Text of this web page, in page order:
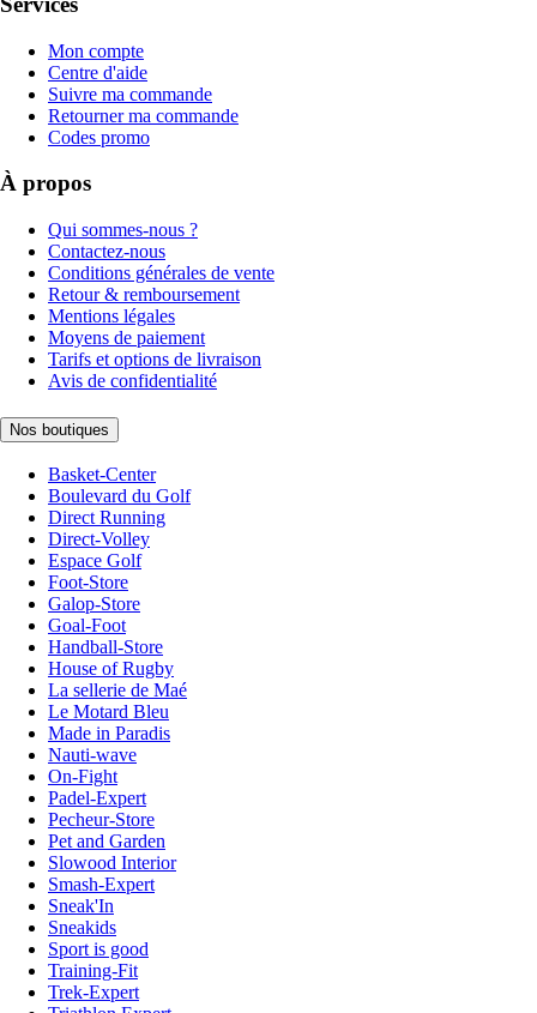
Mon compte
Centre d'aide
Suivre ma commande
Retourner ma commande
Codes promo
À propos
Qui sommes-nous ?
Contactez-nous
Conditions générales de vente
Retour & remboursement
Mentions légales
Moyens de paiement
Tarifs et options de livraison
Avis de confidentialité
Nos boutiques
Basket-Center
Boulevard du Golf
Direct Running
Direct-Volley
Espace Golf
Foot-Store
Galop-Store
Goal-Foot
Handball-Store
House of Rugby
La sellerie de Maé
Le Motard Bleu
Made in Paradis
Nauti-wave
On-Fight
Padel-Expert
Pecheur-Store
Pet and Garden
Slowood Interior
Smash-Expert
Sneak'In
Sneakids
Sport is good
Training-Fit
Trek-Expert